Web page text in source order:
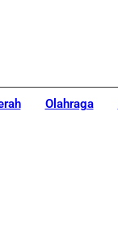
Olahraga